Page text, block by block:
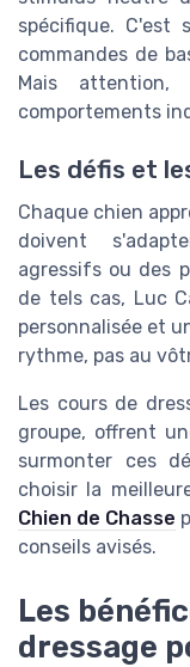
spécifique. C'est
commandes de
Mais
comportements
Les défis et
Chaque chien
doivent
agressifs ou des
de tels cas, Luc
personnalisée et
rythme, pas au
Les cours de
groupe, offrent
surmonter ces
choisir la
Chien de Chasse
conseils avisés.
Les
dressage